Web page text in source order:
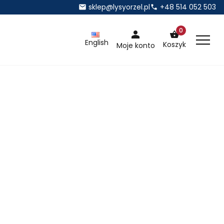
sklep@lysyorzel.pl +48 514 052 503
English Moje konto Koszyk
0